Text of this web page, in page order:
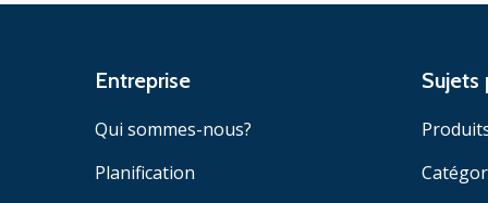
Entreprise
Qui sommes-nous?
Planification
Sujets